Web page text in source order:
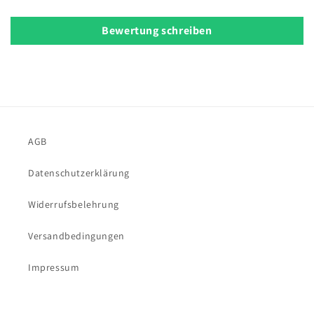
Bewertung schreiben
AGB
Datenschutzerklärung
Widerrufsbelehrung
Versandbedingungen
Impressum